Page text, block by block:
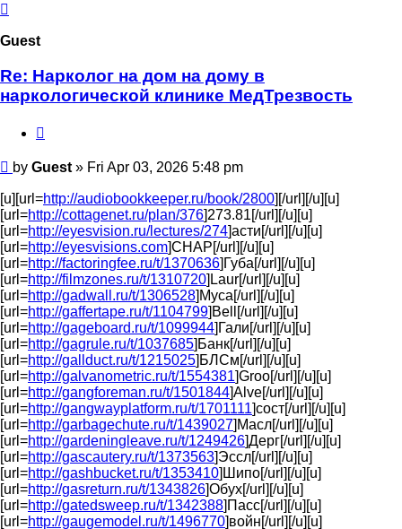
Guest
Re: Нарколог на дом на дому в
наркологической клинике МедТрезвость
Post
by Guest » Fri Apr 03, 2026 5:48 pm
[u][url=http://audiobookkeeper.ru/book/2800][/url][/u][u]
[url=http://cottagenet.ru/plan/376]273.81[/url][/u][u]
[url=http://eyesvision.ru/lectures/274]асти[/url][/u][u]
[url=http://eyesvisions.com]CHAP[/url][/u][u]
[url=http://factoringfee.ru/t/1370636]Губа[/url][/u][u]
[url=http://filmzones.ru/t/1310720]Laur[/url][/u][u]
[url=http://gadwall.ru/t/1306528]Муса[/url][/u][u]
[url=http://gaffertape.ru/t/1104799]Bell[/url][/u][u]
[url=http://gageboard.ru/t/1099944]Гали[/url][/u][u]
[url=http://gagrule.ru/t/1037685]Банк[/url][/u][u]
[url=http://gallduct.ru/t/1215025]БЛСм[/url][/u][u]
[url=http://galvanometric.ru/t/1554381]Groo[/url][/u][u]
[url=http://gangforeman.ru/t/1501844]Alve[/url][/u][u]
[url=http://gangwayplatform.ru/t/1701111]сост[/url][/u][u]
[url=http://garbagechute.ru/t/1439027]Масл[/url][/u][u]
[url=http://gardeningleave.ru/t/1249426]Дерг[/url][/u][u]
[url=http://gascautery.ru/t/1373563]Эссл[/url][/u][u]
[url=http://gashbucket.ru/t/1353410]Шипо[/url][/u][u]
[url=http://gasreturn.ru/t/1343826]Обух[/url][/u][u]
[url=http://gatedsweep.ru/t/1342388]Пасс[/url][/u][u]
[url=http://gaugemodel.ru/t/1496770]войн[/url][/u][u]